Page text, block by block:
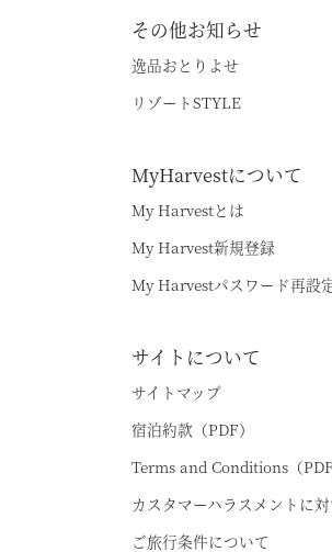
その他お知らせ
逸品おとりよせ
リゾートSTYLE
MyHarvestについて
My Harvestとは
My Harvest新規登録
My Harvestパスワード再設
サイトについて
サイトマップ
宿泊約款（PDF）
Terms and Conditions（PDF
カスタマーハラスメントに
ご旅行条件について